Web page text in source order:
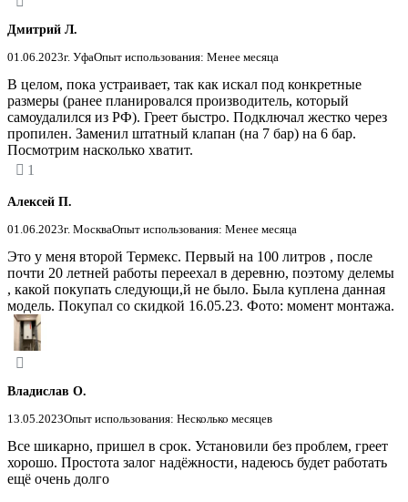
Дмитрий Л.
01.06.2023г. УфаОпыт использования: Менее месяца
В целом, пока устраивает, так как искал под конкретные
размеры (ранее планировался производитель, который
самоудалился из РФ). Греет быстро. Подключал жестко через
пропилен. Заменил штатный клапан (на 7 бар) на 6 бар.
Посмотрим насколько хватит.
1
Алексей П.
01.06.2023г. МоскваОпыт использования: Менее месяца
Это у меня второй Термекс. Первый на 100 литров , после
почти 20 летней работы переехал в деревню, поэтому делемы
, какой покупать следующи,й не было. Была куплена данная
модель. Покупал со скидкой 16.05.23. Фото: момент монтажа.
Владислав О.
13.05.2023Опыт использования: Несколько месяцев
Все шикарно, пришел в срок. Установили без проблем, греет
хорошо. Простота залог надёжности, надеюсь будет работать
ещё очень долго